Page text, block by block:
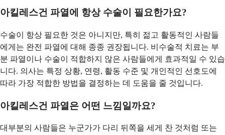
아킬레스건 파열에 항상 수술이 필요한가요?
수술이 항상 필요한 것은 아니지만, 특히 젊고 활동적인 사람들
에게는 완전 파열에 대해 종종 권장됩니다. 비수술적 치료는 부
분 파열이나 수술이 적합하지 않은 사람들에게 효과적일 수 있습
니다. 의사는 특정 상황, 연령, 활동 수준 및 개인적인 선호도에
따라 가장 적합한 방법을 결정하는 데 도움을 줄 것입니다.
아킬레스건 파열은 어떤 느낌일까요?
대부분의 사람들은 누군가가 다리 뒤쪽을 세게 찬 것처럼 또는